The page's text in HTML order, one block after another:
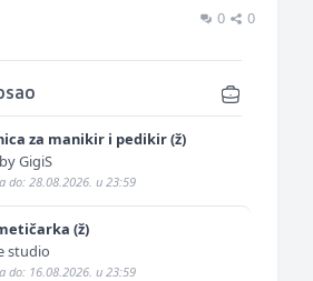
0 0
za manikir i pedikir (ž)
GigiS
do: 28.08.2026. u 23:59
(ž)
studio
do: 16.08.2026. u 23:59